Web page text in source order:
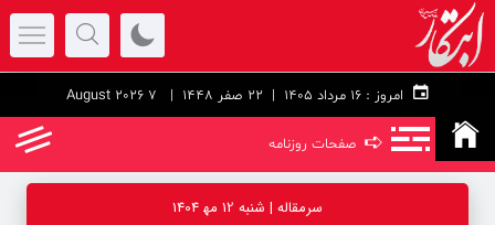
امروز : 22 صفر 1448 | 7 August 2026
➪ صفحات روزنامه
سرمقاله | شنبه 12 مه‍ 1404